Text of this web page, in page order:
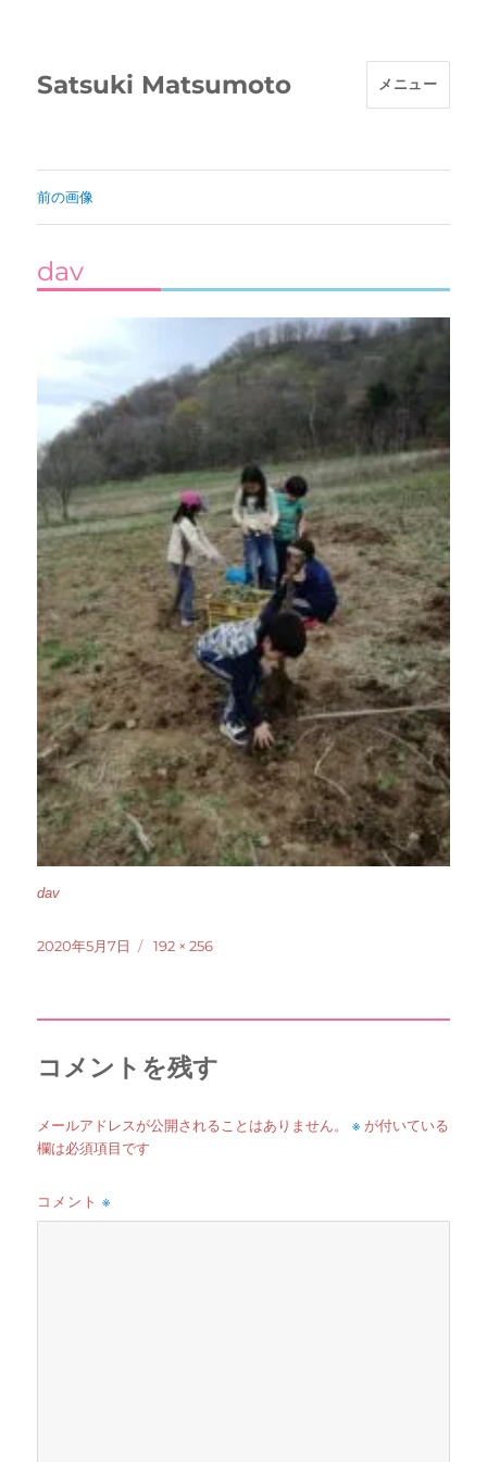
Satsuki Matsumoto メニュー
前の画像
dav
dav
投
2020年5月7日
フ
192 × 256
コメントを残す
メールアドレスが公開されることはありません。 ※ が付いている
欄は必須項目です
コメント※